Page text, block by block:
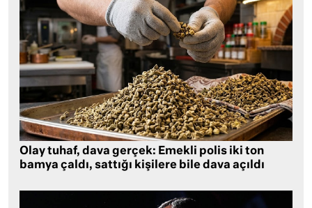
Olay tuhaf, dava gerçek: Emekli polis iki ton
bamya çaldı, sattığı kişilere bile dava açıldı